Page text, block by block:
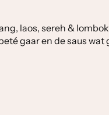
laos, sereh &
gaar en de saus wat